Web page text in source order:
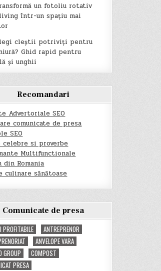
un fotoliu rotativ
într-un spațiu mai
cleștii potriviți pentru
Ghid rapid pentru
și unghii
Recomandari
Advertoriale SEO
comunicate de presa
SEO
si proverbe
Multifunctionale
din Romania
culinare sănătoase
Comunicate de presa
PROFITABILE
ANTREPRENOR
ANVELOPE VARA
GROUP
COMPOST
PRESA